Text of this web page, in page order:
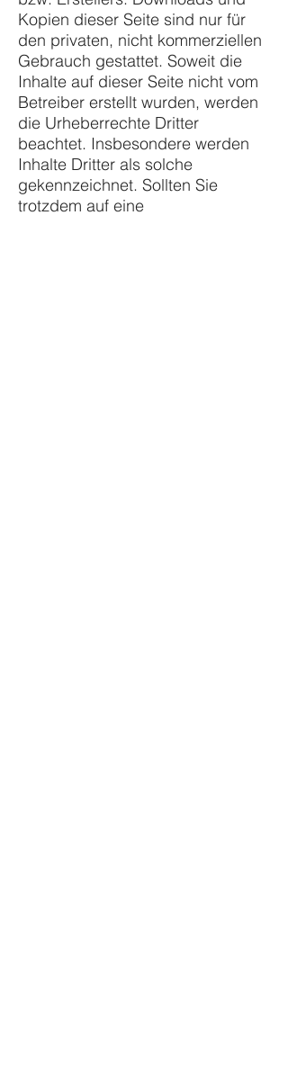
Kopien dieser Seite sind nur für
den privaten, nicht kommerziellen
Gebrauch gestattet. Soweit die
Inhalte auf dieser Seite nicht vom
Betreiber erstellt wurden, werden
die Urheberrechte Dritter
beachtet. Insbesondere werden
Inhalte Dritter als solche
gekennzeichnet. Sollten Sie
trotzdem auf eine